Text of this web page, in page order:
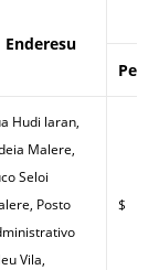
Enderesu
Hudi laran,
Malere,
Seloi
Posto
Vila,
$